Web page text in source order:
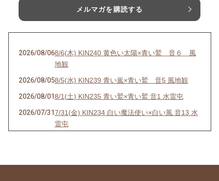
メルマガを購読する
2026/08/068/6(木) KIN240 黄色い太陽×青い鷲 音６ 風
地観
2026/08/058/5(水) KIN239 青い嵐×青い鷲 音5 風地観
2026/08/018/1(土) KIN235 青い鷲×青い鷲 音1 水雷屯
2026/07/317/31(金) KIN234 白い魔法使い×白い風 音13 水
雷屯
2026/07/297/29(水) KIN232 黄色い人×白い風 音11